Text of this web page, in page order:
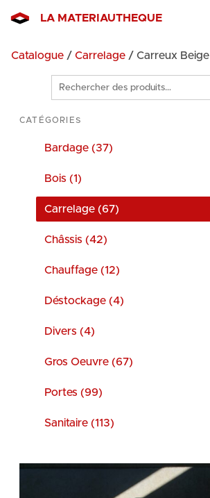
LA MATERIAUTHEQUE
Catalogue / Carrelage / Carreux Beige
Rechercher
des
produits
CATÉGORIES
Bardage (37)
Bois (1)
Carrelage (67)
Châssis (42)
Chauffage (12)
Déstockage (4)
Divers (4)
Gros Oeuvre (67)
Portes (99)
Sanitaire (113)